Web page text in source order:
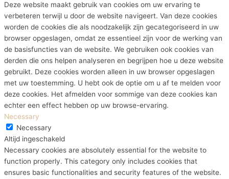
Deze website maakt gebruik van cookies om uw ervaring te
verbeteren terwijl u door de website navigeert. Van deze cookies
worden de cookies die als noodzakelijk zijn gecategoriseerd in uw
browser opgeslagen, omdat ze essentieel zijn voor de werking van
de basisfuncties van de website. We gebruiken ook cookies van
derden die ons helpen analyseren en begrijpen hoe u deze website
gebruikt. Deze cookies worden alleen in uw browser opgeslagen
met uw toestemming. U hebt ook de optie om u af te melden voor
deze cookies. Het afmelden voor sommige van deze cookies kan
echter een effect hebben op uw browse-ervaring.
Necessary
Necessary
Altijd ingeschakeld
Necessary cookies are absolutely essential for the website to
function properly. This category only includes cookies that
ensures basic functionalities and security features of the website.